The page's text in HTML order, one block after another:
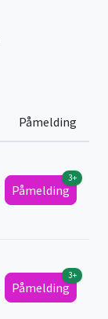
Påmelding
Påmelding
3+
Påmelding
3+